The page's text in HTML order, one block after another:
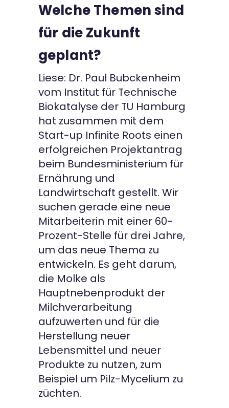
Welche Themen sind
für die Zukunft
geplant?
Liese: Dr. Paul Bubckenheim
vom Institut für Technische
Biokatalyse der TU Hamburg
hat zusammen mit dem
Start-up Infinite Roots einen
erfolgreichen Projektantrag
beim Bundesministerium für
Ernährung und
Landwirtschaft gestellt. Wir
suchen gerade eine neue
Mitarbeiterin mit einer 60-
Prozent-Stelle für drei Jahre,
um das neue Thema zu
entwickeln. Es geht darum,
die Molke als
Hauptnebenprodukt der
Milchverarbeitung
aufzuwerten und für die
Herstellung neuer
Lebensmittel und neuer
Produkte zu nutzen, zum
Beispiel um Pilz-Mycelium zu
züchten.